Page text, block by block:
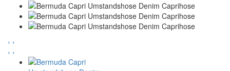
‹ ›
‹ ›